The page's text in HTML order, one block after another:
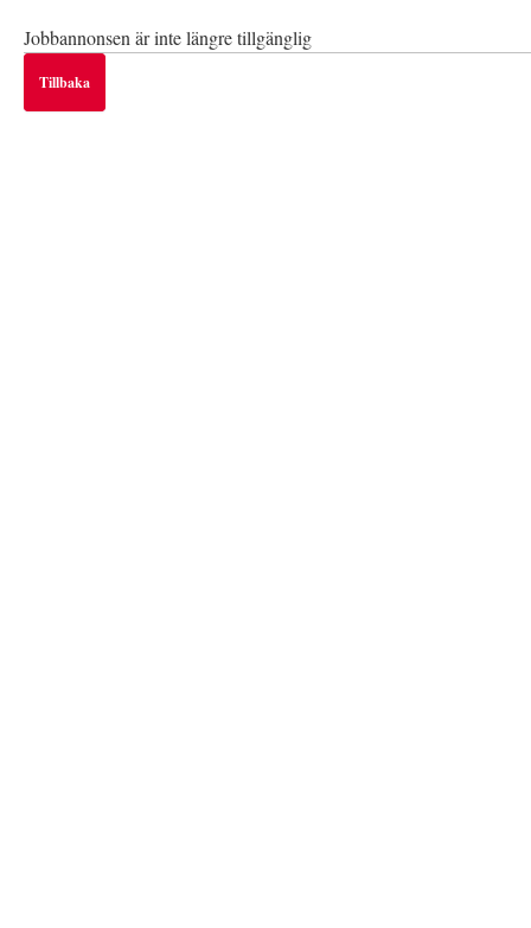
Jobbannonsen är inte längre tillgänglig
Tillbaka